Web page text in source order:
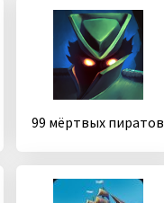
99 мёртвых пиратов